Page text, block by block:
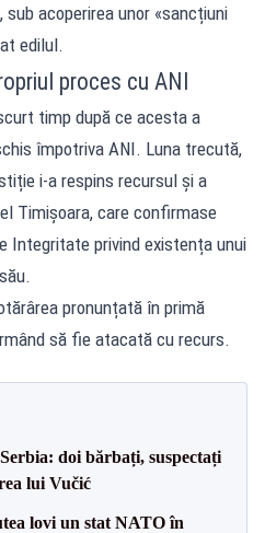
acoperirea unor «sancțiuni
edilul.
proces cu ANI
timp după ce acesta a
împotriva ANI. Luna trecută,
i-a respins recursul și a
Timișoara, care confirmase
Integritate privind existența unui
pronunțată în primă
să fie atacată cu recurs.
doi bărbați, suspectați
lui Vučić
lovi un stat NATO în